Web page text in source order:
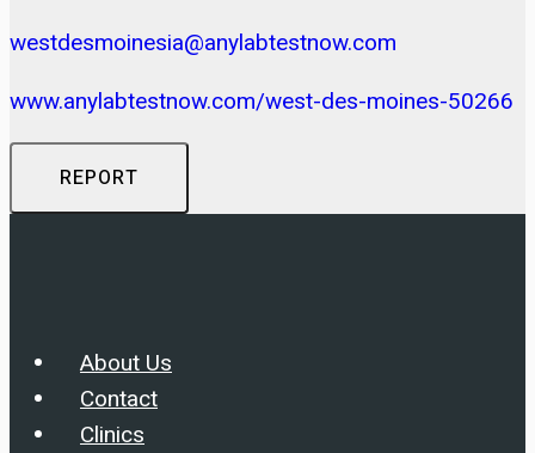
westdesmoinesia@anylabtestnow.com
www.anylabtestnow.com/west-des-moines-50266
REPORT
About Us
Contact
Clinics